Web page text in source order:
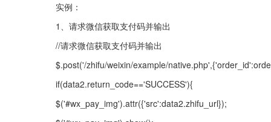
实例：
1、请求微信获取支付码并输出
//请求微信获取支付码并输出
$.post('/zhifu/weixin/example/
if(data2.return_code=='SUCCESS'){
$('#wx_pay_img').attr({'src':data2.zhifu_url});